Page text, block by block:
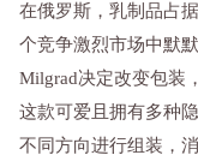
在俄罗斯，乳制品占
个竞争激烈市场中默
Milgrad决定改变包装
这款可爱且拥有多种
不同方向进行组装，